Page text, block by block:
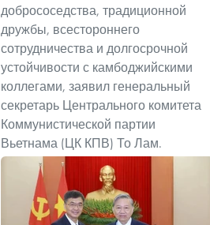
добрососедства, традиционной
дружбы, всестороннего
сотрудничества и долгосрочной
устойчивости с камбоджийскими
коллегами, заявил генеральный
секретарь Центрального комитета
Коммунистической партии
Вьетнама (ЦК КПВ) То Лам.